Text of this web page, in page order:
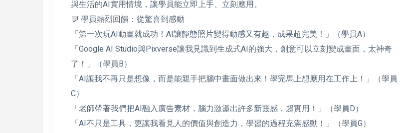
與生活的AI實用情境，讓學員能立即上手、立刻應用。
💬 學員熱烈回饋：從驚喜到感動
「第一次玩AI動畫就成功！AI讓靜態照片變得動感又有趣，成果超完美！」（學員A）
「Google AI Studio與Pixverse讓我見識到生成式AI的強大，創意可以立刻變成畫面，太神奇
了！」（學員B）
「AI讓我不再只是想像，而是能親手把腦中畫面做出來！學完馬上想應用在工作上！」（學員
C）
「老師帶著我們把AI融入廣告素材，腦力激盪出許多新靈感，超實用！」（學員D）
「AI不只是工具，更讓我看見人的價值與創造力，學習的過程充滿感動！」（學員G）